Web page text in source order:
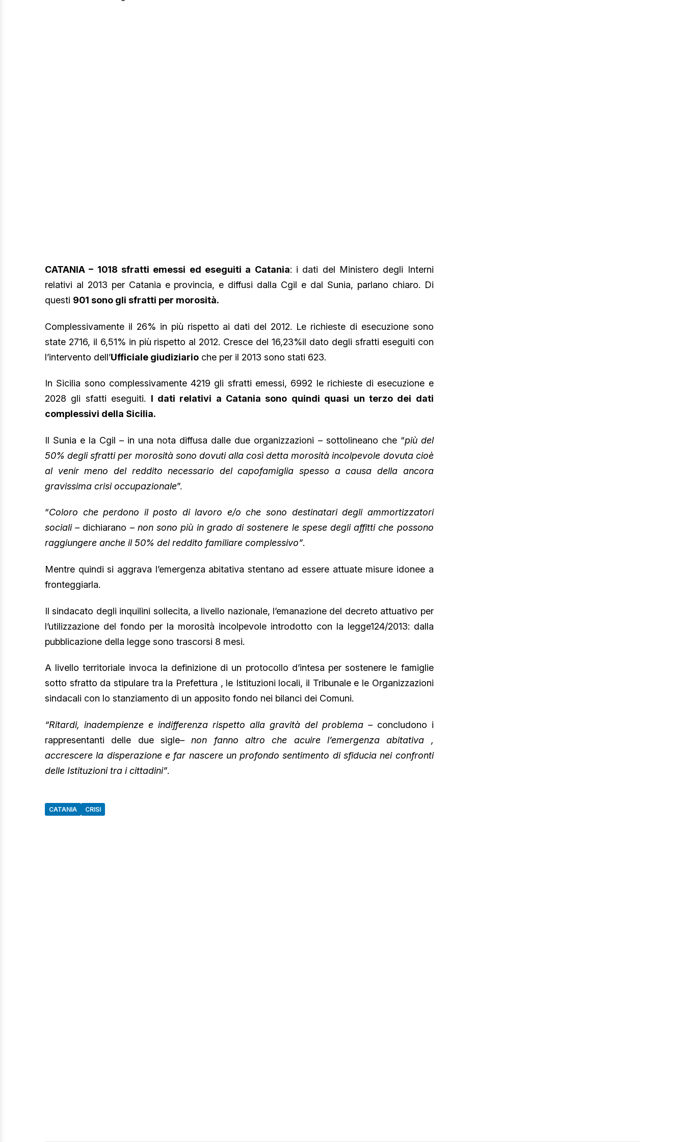
CATANIA – 1018 sfratti emessi ed eseguiti a Catania: i dati del Ministero degli Interni
relativi al 2013 per Catania e provincia, e diffusi dalla Cgil e dal Sunia, parlano chiaro. Di
questi 901 sono gli sfratti per morosità.
Complessivamente il 26% in più rispetto ai dati del 2012. Le richieste di esecuzione sono
state 2716, il 6,51% in più rispetto al 2012. Cresce del 16,23%il dato degli sfratti eseguiti con
l’intervento dell’Ufficiale giudiziario che per il 2013 sono stati 623.
In Sicilia sono complessivamente 4219 gli sfratti emessi, 6992 le richieste di esecuzione e
2028 gli sfatti eseguiti. I dati relativi a Catania sono quindi quasi un terzo dei dati
complessivi della Sicilia.
Il Sunia e la Cgil – in una nota diffusa dalle due organizzazioni – sottolineano che “più del
50% degli sfratti per morosità sono dovuti alla così detta morosità incolpevole dovuta cioè
al venir meno del reddito necessario del capofamiglia spesso a causa della ancora
gravissima crisi occupazionale”.
“Coloro che perdono il posto di lavoro e/o che sono destinatari degli ammortizzatori
sociali – dichiarano –non sono più in grado di sostenere le spese degli affitti che possono
raggiungere anche il 50% del reddito familiare complessivo”.
Mentre quindi si aggrava l’emergenza abitativa stentano ad essere attuate misure idonee a
fronteggiarla.
Il sindacato degli inquilini sollecita, a livello nazionale, l’emanazione del decreto attuativo per
l’utilizzazione del fondo per la morosità incolpevole introdotto con la legge124/2013: dalla
pubblicazione della legge sono trascorsi 8 mesi.
A livello territoriale invoca la definizione di un protocollo d’intesa per sostenere le famiglie
sotto sfratto da stipulare tra la Prefettura , le Istituzioni locali, il Tribunale e le Organizzazioni
sindacali con lo stanziamento di un apposito fondo nei bilanci dei Comuni.
“Ritardi, inadempienze e indifferenza rispetto alla gravità del problema – concludono i
rappresentanti delle due sigle– non fanno altro che acuire l’emergenza abitativa ,
accrescere la disperazione e far nascere un profondo sentimento di sfiducia nei confronti
delle Istituzioni tra i cittadini”.
CATANIA CRISI